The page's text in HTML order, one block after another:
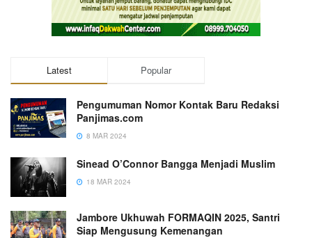
Latest Popular
Pengumuman Nomor Kontak Baru Redaksi
Panjimas.com
8 MAR 2024
Sinead O’Connor Bangga Menjadi Muslim
18 MAR 2024
Jambore Ukhuwah FORMAQIN 2025, Santri
Siap Mengusung Kemenangan